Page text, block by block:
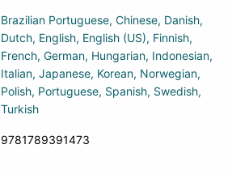
Brazilian Portuguese Chinese Danish
Dutch English English (US) Finnish
French German Hungarian Indonesian
Italian Japanese Korean Norwegian
Polish Portuguese Spanish Swedish
Turkish
9781789391473